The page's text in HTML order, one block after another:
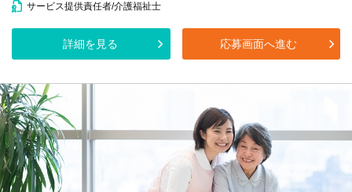
サービス提供責任者/介護福祉士
詳細を見る 応募画面へ進む